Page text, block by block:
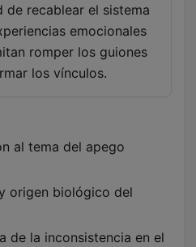
recablear el sistema
emocionales
romper los guiones
los vínculos.
al tema del apego
origen biológico del
de la inconsistencia en el